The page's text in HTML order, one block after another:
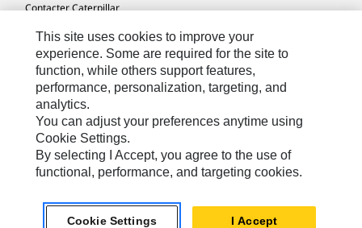
Contacter Caterpillar
Mes Préférences Marketing
Plan Du Site
Cookie Settings
Légales
Confidentialité
North America - French© 2026 Caterpillar. Tous droits réservés.
This site uses cookies to improve your
experience. Some are required for the site to
function, while others support features,
performance, personalization, targeting, and
analytics.
You can adjust your preferences anytime using
Cookie Settings.
By selecting I Accept, you agree to the use of
functional, performance, and targeting cookies.
Cookie Settings I Accept